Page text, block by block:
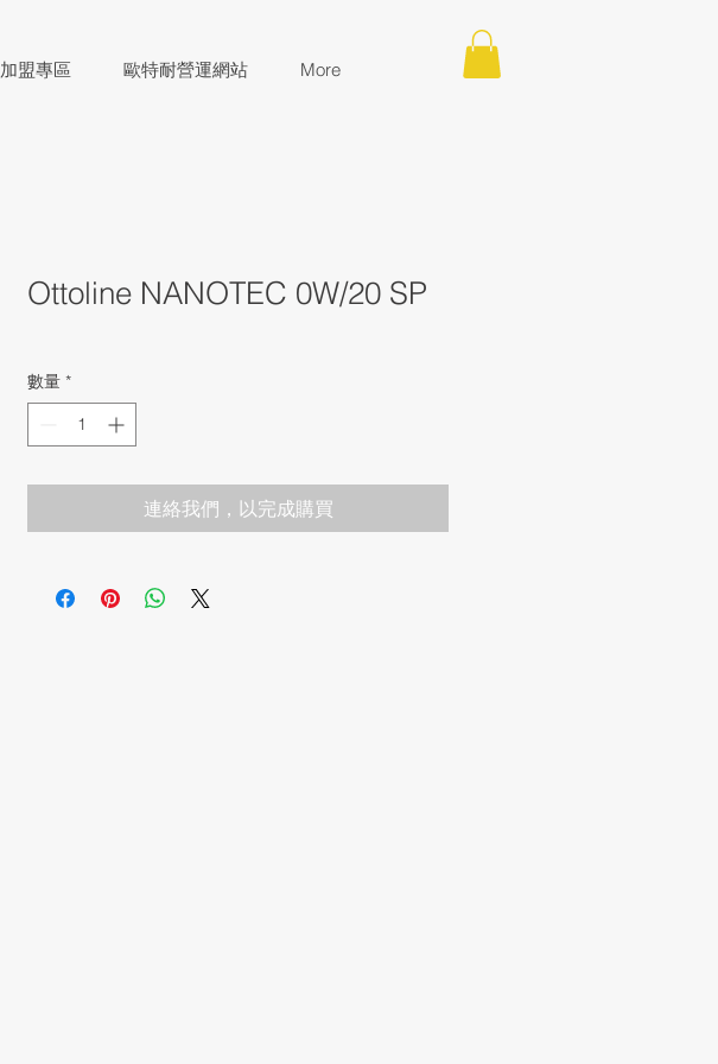
加盟專區 歐特耐營運網站 More
Ottoline NANOTEC 0W/20 SP
數量 *
連絡我們，以完成購買